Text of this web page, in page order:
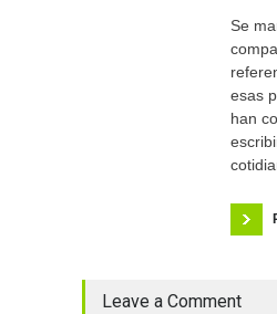
Se
esas
han
Leave a Comment